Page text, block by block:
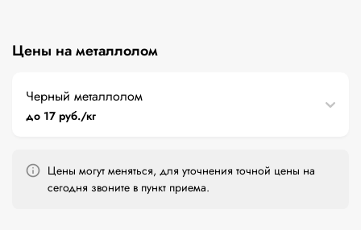
Цены на металлолом
Черный металлолом
до 17 руб./кг
Цены могут меняться, для уточнения точной цены на
сегодня звоните в пункт приема.